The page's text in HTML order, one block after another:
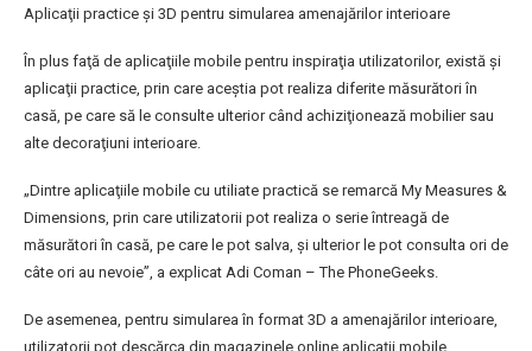
Aplicaţii practice şi 3D pentru simularea amenajărilor interioare
În plus faţă de aplicaţiile mobile pentru inspiraţia utilizatorilor, există şi
aplicaţii practice, prin care aceştia pot realiza diferite măsurători în
casă, pe care să le consulte ulterior când achiziţionează mobilier sau
alte decoraţiuni interioare.
„Dintre aplicaţiile mobile cu utiliate practică se remarcă My Measures &
Dimensions, prin care utilizatorii pot realiza o serie întreagă de
măsurători în casă, pe care le pot salva, şi ulterior le pot consulta ori de
câte ori au nevoie”, a explicat Adi Coman – The PhoneGeeks.
De asemenea, pentru simularea în format 3D a amenajărilor interioare,
utilizatorii pot descărca din magazinele online aplicaţii mobile